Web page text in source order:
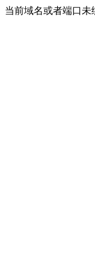
当前域名或者端口